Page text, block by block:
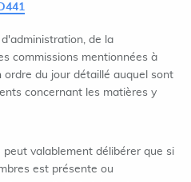
D441
d'administration, de la
commissions mentionnées à
ordre du jour détaillé auquel sont
concernant les matières y
valablement délibérer que si
est présente ou